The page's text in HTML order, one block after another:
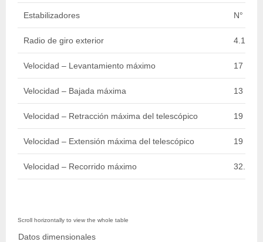
Estabilizadores N°
Radio de giro exterior 4.19 m
Velocidad – Levantamiento máximo 17 sec.
Velocidad – Bajada máxima 13 sec.
Velocidad – Retracción máxima del telescópico 19 sec.
Velocidad – Extensión máxima del telescópico 19 sec.
Velocidad – Recorrido máximo 32.19
Datos dimensionales